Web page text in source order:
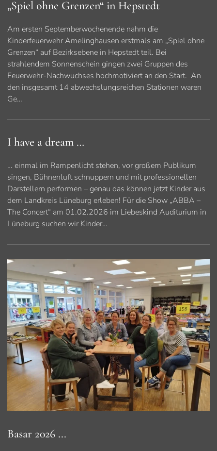
„Spiel ohne Grenzen“ in Hepstedt
Am ersten Septemberwochenende nahm die
Kinderfeuerwehr Amelinghausen erstmals am „Spiel ohne
Grenzen“ auf Bezirksebene in Hepstedt teil. Bei
strahlendem Sonnenschein gingen zwei Gruppen des
Feuerwehr-Nachwuchses hochmotiviert an den Start. An
den insgesamt 14 abwechslungsreichen Stationen waren
Ge…
I have a dream …
… einmal im Rampenlicht stehen, vor großem Publikum
singen, Bühnenluft schnuppern und mit professionellen
Darstellern performen – genau das können jetzt Kinder aus
dem Landkreis Lüneburg erleben! Für die Show „ABBA –
The Concert“ am 01.02.2026 im Liebeskind Auditurium in
Lüneburg suchen wir Kinder…
Basar 2026 ...